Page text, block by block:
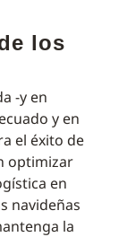
los
-y en
y en
el éxito de
optimizar
en
navideñas
la